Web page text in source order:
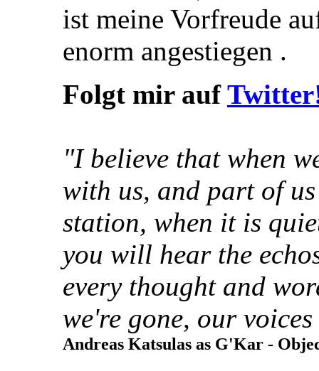
ist meine Vorfreude
enorm angestiegen .
Folgt mir auf
"I believe that when
with us, and part of
station, when it is
you will hear the
every thought and
we're gone, our
Andreas Katsulas as G'Kar -